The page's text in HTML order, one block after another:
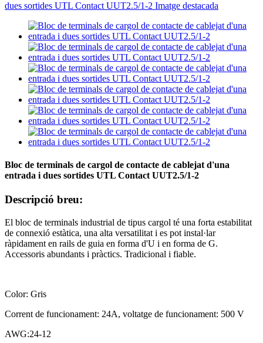
Bloc de terminals de cargol de contacte de cablejat d'una
entrada i dues sortides UTL Contact UUT2.5/1-2
Descripció breu:
El bloc de terminals industrial de tipus cargol té una forta estabilitat
de connexió estàtica, una alta versatilitat i es pot instal·lar
ràpidament en rails de guia en forma d'U i en forma de G.
Accessoris abundants i pràctics. Tradicional i fiable.
Color: Gris
Corrent de funcionament: 24A, voltatge de funcionament: 500 V
AWG:24-12